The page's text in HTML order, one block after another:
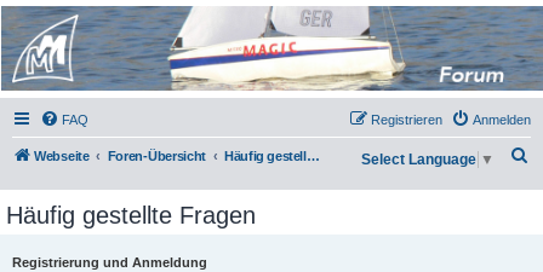
Micro Magic Forum
Deutschland
FAQ Anmelden
Registrieren
Webseite Foren-Übersicht Häufig gestellte Fragen Select Language ▼
Häufig gestellte Fragen
Registrierung und Anmeldung